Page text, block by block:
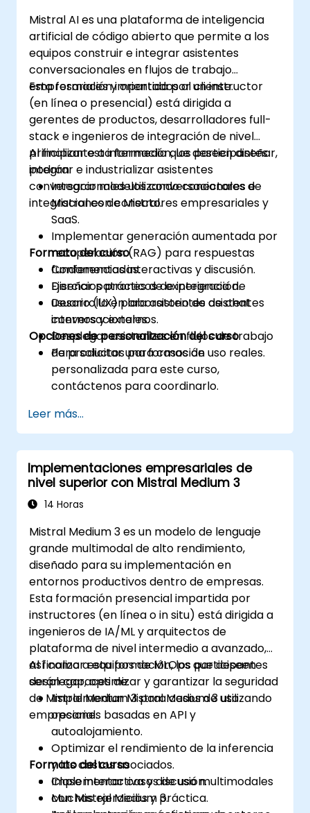
Mistral AI es una plataforma de inteligencia
artificial de código abierto que permite a los
equipos construir e integrar asistentes
conversacionales en flujos de trabajo
empresariales y orientados al cliente.
Esta formación impartida por un instructor
(en línea o presencial) está dirigida a
gerentes de productos, desarrolladores full-
stack e ingenieros de integración de nivel
principiante a intermedio que deseen diseñar,
integrar e industrializar asistentes
conversacionales utilizando conectores e
integraciones de Mistral.
Al finalizar esta formación, los participantes
podrán:
Integrar modelos conversacionales de
Mistral con conectores empresariales y
SaaS.
Implementar generación aumentada por
recuperación (RAG) para respuestas
fundamentadas.
Diseñar patrones de experiencia de
usuario (UX) para asistentes de chat
internos y externos.
Desplegar asistentes en flujos de trabajo
de productos para casos de uso reales.
Formato del curso
Conferencias interactivas y discusión.
Ejercicios prácticos de integración.
Desarrollo en laboratorio de asistentes
conversacionales.
Opciones de personalización del curso
Para solicitar una formación
personalizada para este curso,
contáctenos para coordinarlo.
Leer más...
Implementaciones empresariales de
nivel superior con Mistral Medium 3
14 Horas
Mistral Medium 3 es un modelo de lenguaje
grande multimodal de alto rendimiento,
diseñado para su implementación en
entornos productivos dentro de empresas.
Esta formación presencial impartida por
instructores (en línea o in situ) está dirigida a
ingenieros de IA/ML y arquitectos de
plataforma de nivel intermedio a avanzado,
así como a equipos de MLOps que deseen
desplegar, optimizar y garantizar la seguridad
de Mistral Medium 3 para casos de uso
empresarial.
Al finalizar esta formación, los participantes
serán capaces de:
Implementar Mistral Medium 3 utilizando
opciones basadas en API y
autoalojamiento.
Optimizar el rendimiento de la inferencia
y los costos asociados.
Implementar casos de uso multimodales
con Mistral Medium 3.
Formato del curso
Clase interactiva y discusión.
Muchas ejercicios y práctica.